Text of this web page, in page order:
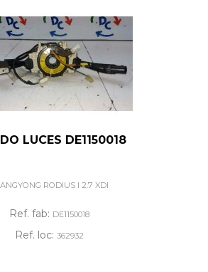
LUCES DE1150018
RODIUS I 2.7 XDI
Ref. fab: DE1150018
Ref. loc: 362932